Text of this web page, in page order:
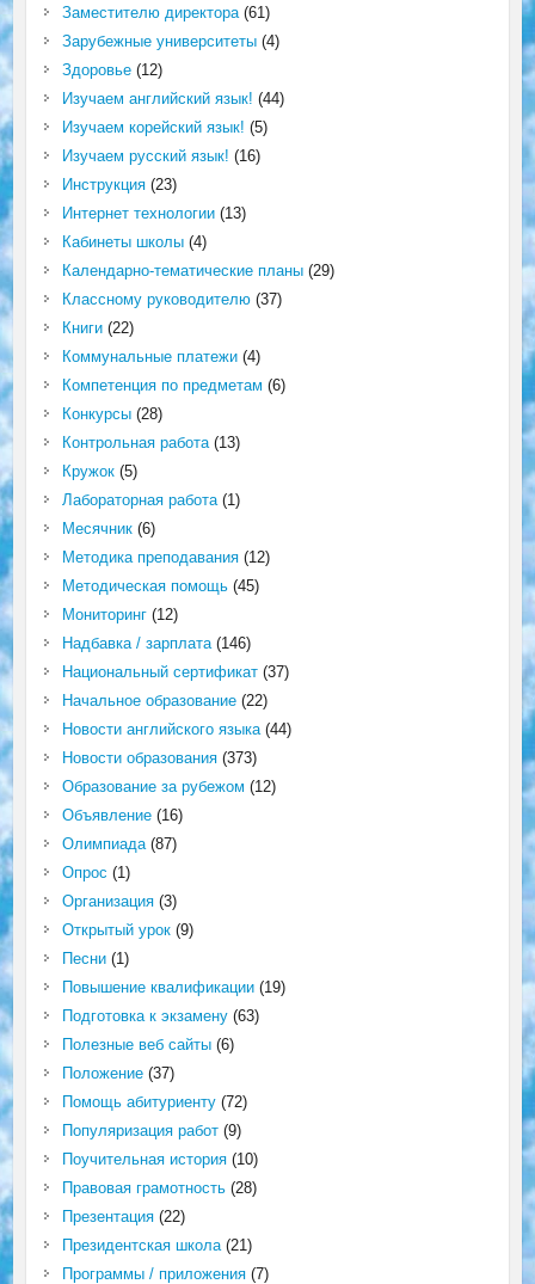
Заместителю директора(61)
Зарубежные университеты(4)
Здоровье(12)
Изучаем английский язык! (44)
Изучаем корейский язык! (5)
Изучаем русский язык! (16)
Инструкция(23)
Интернет технологии(13)
Кабинеты школы(4)
Календарно-тематические планы(29)
Классному руководителю(37)
Книги(22)
Коммунальные платежи(4)
Компетенция по предметам (6)
Конкурсы(28)
Контрольная работа(13)
Кружок(5)
Лабораторная работа(1)
Месячник(6)
Методика преподавания(12)
Методическая помощь(45)
Мониторинг(12)
Надбавка / зарплата(146)
Национальный сертификат(37)
Начальное образование(22)
Новости английского языка(44)
Новости образования(373)
Образование за рубежом (12)
Объявление(16)
Олимпиада(87)
Опрос (1)
Организация(3)
Открытый урок(9)
Песни(1)
Повышение квалификации(19)
Подготовка к экзамену(63)
Полезные веб сайты(6)
Положение(37)
Помощь абитуриенту(72)
Популяризация работ(9)
Поучительная история(10)
Правовая грамотность(28)
Презентация(22)
Президентская школа(21)
Программы / приложения(7)